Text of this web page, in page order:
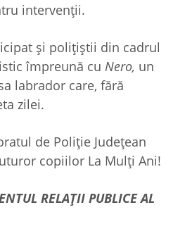
intervenții.
și polițiștii din cadrul
împreună cu Nero, un
labrador care, fără
zilei.
de Poliție Județean
copiilor La Mulți Ani!
RELAȚII PUBLICE AL